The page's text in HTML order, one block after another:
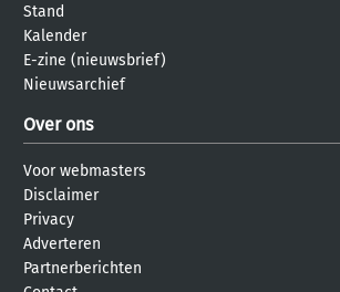
Stand
Kalender
E-zine (nieuwsbrief)
Nieuwsarchief
Over ons
Voor webmasters
Disclaimer
Privacy
Adverteren
Partnerberichten